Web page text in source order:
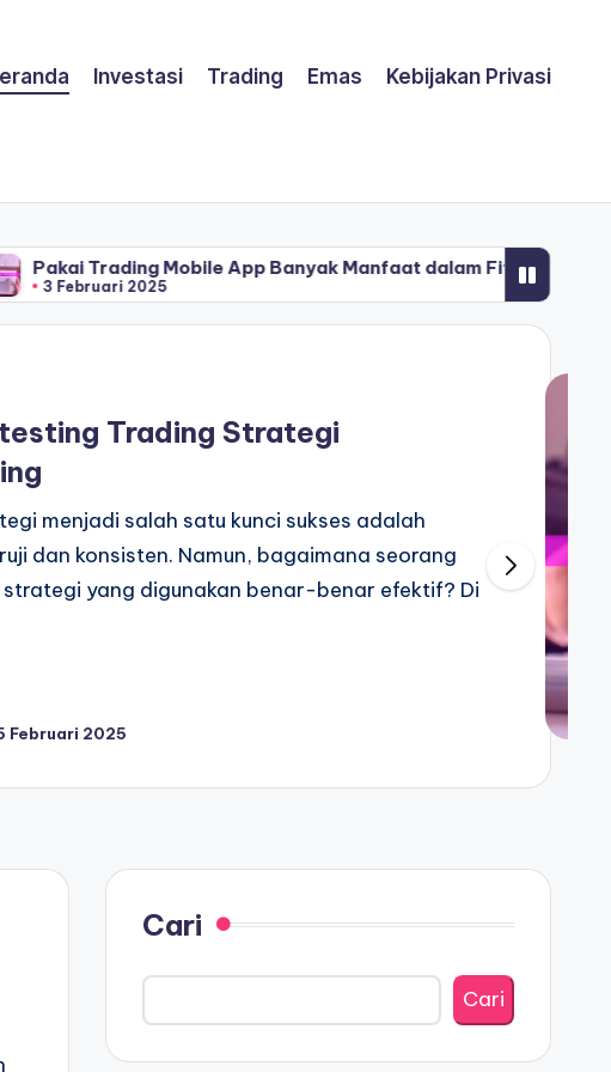
Investasi Trading Emas Kebijakan Privasi
Mobile App Banyak Manfaat dalam Fitur Canggih
Trading Strategi
menjadi salah satu kunci sukses adalah
dan konsisten. Namun, bagaimana seorang
yang digunakan benar-benar efektif? Di
Februari 2025
Cari
Cari